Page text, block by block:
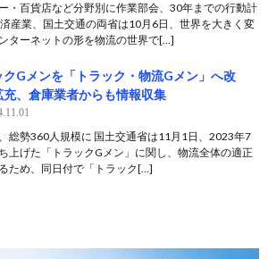
・百貨店など分野別に作業部会、30年までの行動計
産業、国土交通の両省は10月6日、世界を大きく変
ターネットの形を物流の世界で[…]
クGメンを「トラック・物流Gメン」へ改
充、倉庫業者からも情報収集
総勢360人規模に 国土交通省は11月1日、2023年7
上げた「トラックGメン」に関し、物流全体の適正
ため、同日付で「トラック[…]